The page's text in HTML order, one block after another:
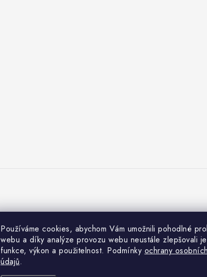
Používáme cookies, abychom Vám umožnili pohodlné
webu a díky analýze provozu webu neustále zlepšovali
funkce, výkon a použitelnost. Podmínky ochrany osobních
údajů.
Copyright 2026FairTradeMarket.cz. Všechna